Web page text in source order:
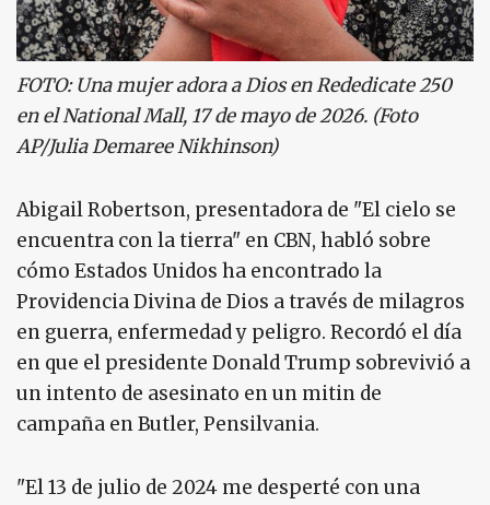
FOTO: Una mujer adora a Dios en Rededicate 250
en el National Mall, 17 de mayo de 2026. (Foto
AP/Julia Demaree Nikhinson)
Abigail Robertson, presentadora de "El cielo se
encuentra con la tierra" en CBN, habló sobre
cómo Estados Unidos ha encontrado la
Providencia Divina de Dios a través de milagros
en guerra, enfermedad y peligro. Recordó el día
en que el presidente Donald Trump sobrevivió a
un intento de asesinato en un mitin de
campaña en Butler, Pensilvania.
"El 13 de julio de 2024 me desperté con una